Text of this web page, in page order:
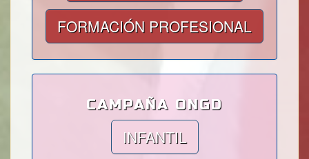
FORMACIÓN PROFESIONAL
CAMPAÑA ONGD
INFANTIL